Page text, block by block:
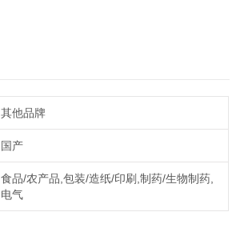
其他品牌
国产
食品/农产品,包装/造纸/印刷,制药/生物制药,
电气